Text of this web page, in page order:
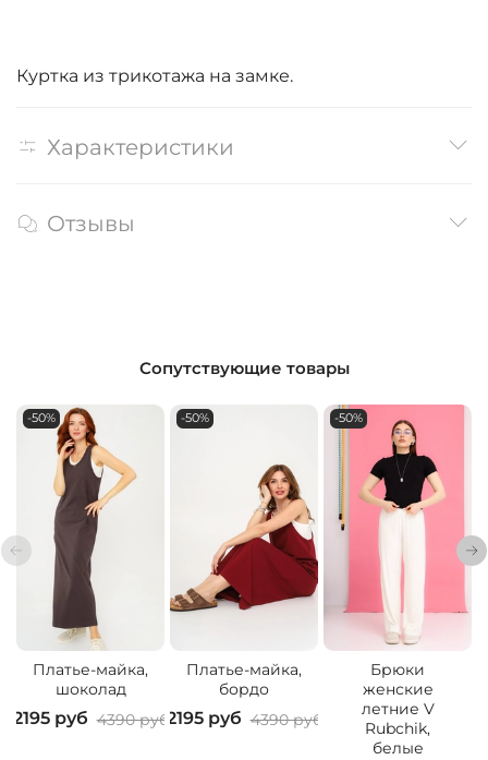
Куртка из трикотажа на замке.
Характеристики
Отзывы
Сопутствующие товары
-50%
Платье-майка,
шоколад
2195 руб 4390 руб
-50%
Платье-майка,
бордо
2195 руб 4390 руб
-50%
Брюки
женские
летние V
Rubchik,
белые